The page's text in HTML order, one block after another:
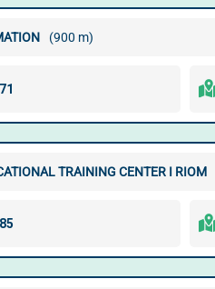
(900 m)
TRAINING CENTER I RIOM